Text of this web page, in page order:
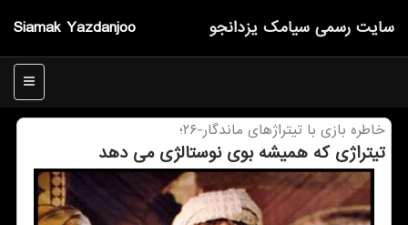
Siamak Yazdanjoo سایت رسمی سیامك یزدانجو
منو
خاطره بازی با تیتراژهای ماندگار-۲۶؛
تیتراژی که همیشه بوی نوستالژی می دهد